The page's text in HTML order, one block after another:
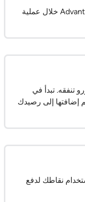
قدّم رقم عضويتك في نادي AdvantageCLUB خلال عملية
نقطة واحدة مقابل كل 1 يورو تنفقه. تبدأ في
إضافتها إلى رصيدك
يمكنك استخدام نقاطك لدفع